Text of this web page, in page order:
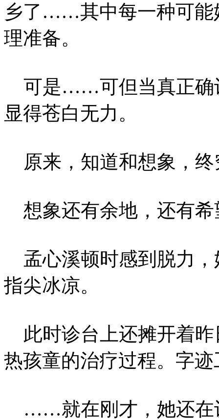
乡了……其中每一种可能
理准备。
可是……可但当真正确
显得苍白无力。
原来，知道和想象，终
想象还有余地，还有
孟心溪顿时感到脱力，
指尖冰凉。
此时诊台上还摊开着昨
热孩童的治疗过程。字
……就在刚才，她还在